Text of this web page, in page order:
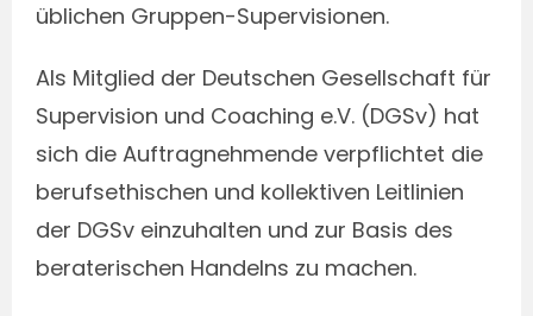
üblichen Gruppen-Supervisionen.
Als Mitglied der Deutschen Gesellschaft für
Supervision und Coaching e.V. (DGSv) hat
sich die Auftragnehmende verpflichtet die
berufsethischen und kollektiven Leitlinien
der DGSv einzuhalten und zur Basis des
beraterischen Handelns zu machen.